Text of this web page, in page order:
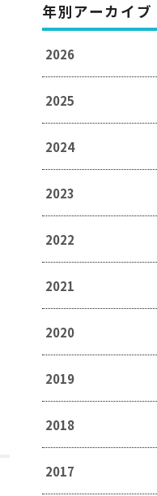
年別アーカイブ
2026
2025
2024
2023
2022
2021
2020
2019
2018
2017